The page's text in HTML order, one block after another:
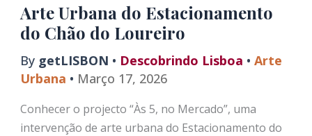
Arte Urbana do Estacionamento
do Chão do Loureiro
By getLISBON • Descobrindo Lisboa • Arte
Urbana • Março 17, 2026
Conhecer o projecto “Às 5, no Mercado”, uma
intervenção de arte urbana do Estacionamento do